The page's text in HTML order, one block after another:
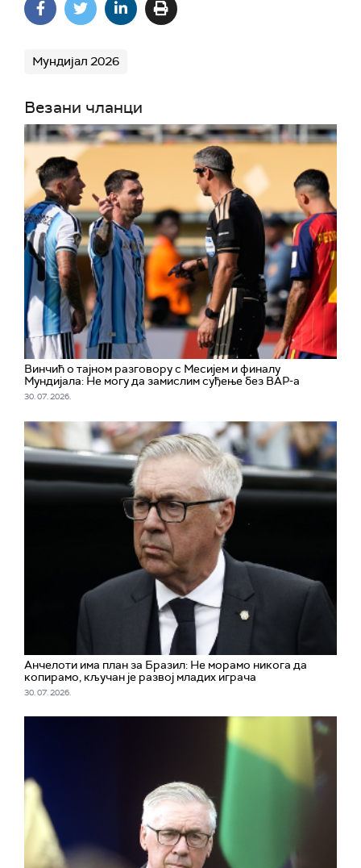
Мундијал 2026
Везани чланци
Винчић о тајном разговору с Месијем и финалу
Мундијала: Не могу да замислим суђење без ВАР-а
30. 07. 2026.
Aнчелоти има план за Бразил: Не морамо никога да
копирамо, кључан је развој младих играча
30. 07. 2026.